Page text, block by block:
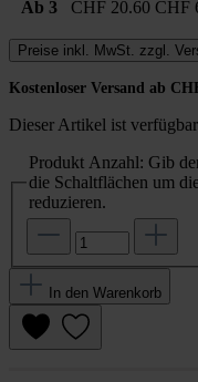
Ab 3 CHF 20.60 CHF
Preise inkl. MwSt. zzgl.
Kostenloser Versand ab
Dieser Artikel ist verfügbar
Produkt Anzahl: Gib
die Schaltflächen um
reduzieren.
In den Warenkorb